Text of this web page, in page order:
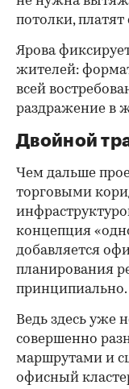
потолки,
Ярова
жителей:
всей
раздражение в
Двойной
Чем дальше
торговыми
концепция
добавляется
планирования
принципиально.
Ведь здесь уже
совершенно
маршрутами и
офисный